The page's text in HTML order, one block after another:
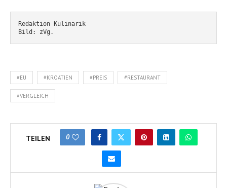
Redaktion Kulinarik
Bild: zVg.
#EU #KROATIEN #PREIS #RESTAURANT
#VERGLEICH
TEILEN 0